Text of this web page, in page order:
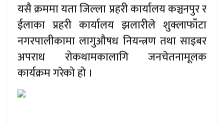
यसै क्रममा यता जिल्ला प्रहरी कार्यालय कञ्चनपुर र
ईलाका प्रहरी कार्यालय झलारीले शुक्लाफाँटा
नगरपालीकामा लागुऔषध नियन्त्रण तथा साइबर
अपराध रोकथामकालागि जनचेतनामूलक
कार्यक्रम गरेको हो ।